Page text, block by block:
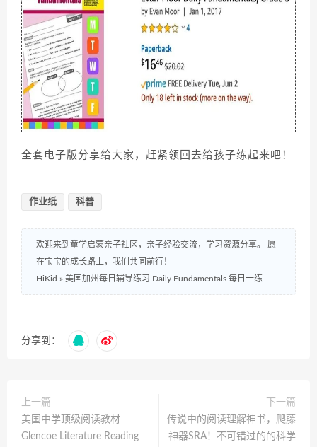
全套电子版分享给大家，赶紧领回去给孩子练起来吧！
作业纸 科普
欢迎来到童学启蒙亲子社区，亲子经验交流，学习资源分享。 愿
在宝宝的成长路上，我们共同前行！
HiKid » 美国加州每日辅导练习 Daily Fundamentals 每日一练
分享到：
上一篇
美国中学顶级阅读教材
Glencoe Literature Reading
下一篇
传说中的阅读理解神书，爬藤
神器SRA！不可错过的的科学